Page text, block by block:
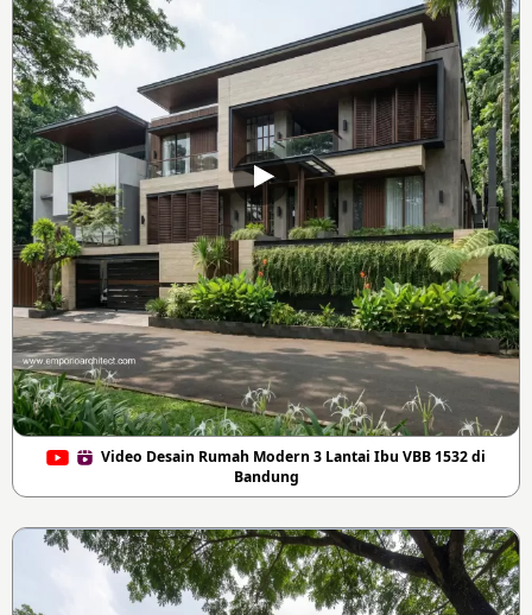
Video Desain Rumah Modern 3 Lantai Ibu VBB 1532 di
Bandung